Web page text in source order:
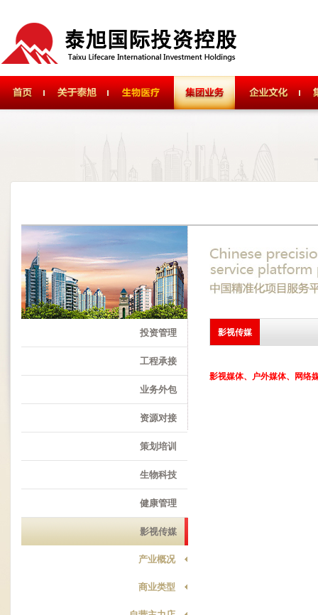
投资管理
工程承接
业务外包
资源对接
策划培训
生物科技
健康管理
影视传媒
产业概况
商业类型
影视传媒
影视媒体、户外媒体、网络